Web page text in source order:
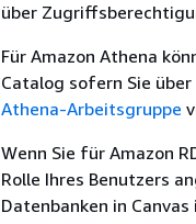
über
Für Amazon Athena
Catalog sofern Sie
Athena-Arbeitsgruppe
Wenn Sie für Amazon
Rolle Ihres Benutzers
Datenbanken in